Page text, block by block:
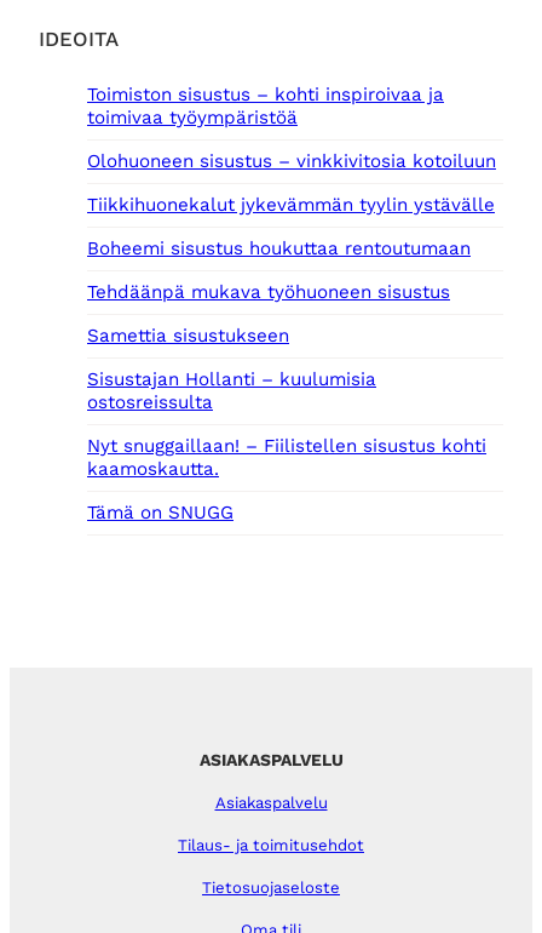
IDEOITA
Toimiston sisustus – kohti inspiroivaa ja
toimivaa työympäristöä
Olohuoneen sisustus – vinkkivitosia kotoiluun
Tiikkihuonekalut jykevämmän tyylin ystävälle
Boheemi sisustus houkuttaa rentoutumaan
Tehdäänpä mukava työhuoneen sisustus
Samettia sisustukseen
Sisustajan Hollanti – kuulumisia
ostosreissulta
Nyt snuggaillaan! – Fiilistellen sisustus kohti
kaamoskautta.
Tämä on SNUGG
ASIAKASPALVELU
Asiakaspalvelu
Tilaus- ja toimitusehdot
Tietosuojaseloste